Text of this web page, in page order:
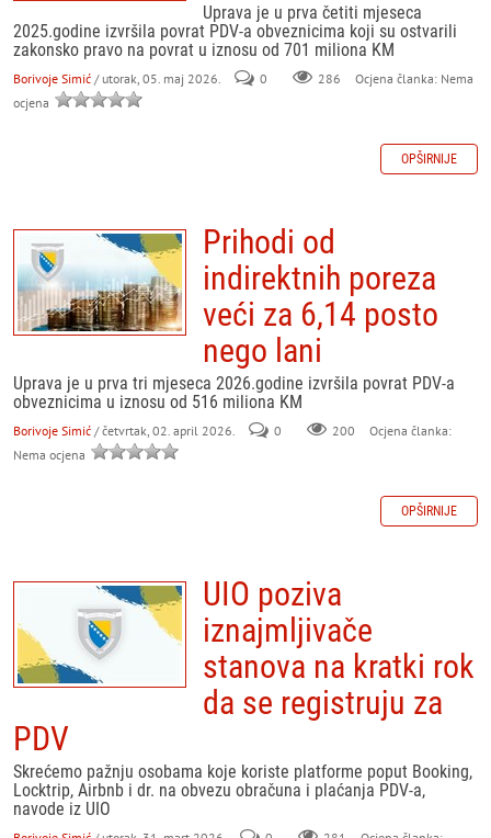
Uprava je u prva četiti mjeseca
2025.godine izvršila povrat PDV-a obveznicima koji su ostvarili
zakonsko pravo na povrat u iznosu od 701 miliona KM
Borivoje Simić / utorak, 05. maj 2026. 0 286
Ocjena članka: Nema
ocjena
OPŠIRNIJE
Prihodi od
indirektnih poreza
veći za 6,14 posto
nego lani
Uprava je u prva tri mjeseca 2026.godine izvršila povrat PDV-a
obveznicima u iznosu od 516 miliona KM
Borivoje Simić / četvrtak, 02. april 2026. 0 200
Ocjena članka:
Nema ocjena
OPŠIRNIJE
UIO poziva
iznajmljivače
stanova na kratki rok
da se registruju za
PDV
Skrećemo pažnju osobama koje koriste platforme poput Booking,
Locktrip, Airbnb i dr. na obvezu obračuna i plaćanja PDV-a,
navode iz UIO